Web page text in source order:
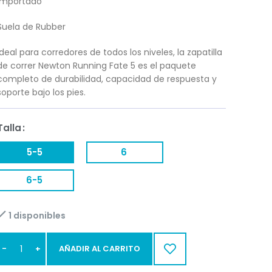
de Rubber
para corredores de todos los niveles, la zapatilla
correr Newton Running Fate 5 es el paquete
de durabilidad, capacidad de respuesta y
bajo los pies.
5-5
6
6-5
1 disponibles
AÑADIR AL CARRITO